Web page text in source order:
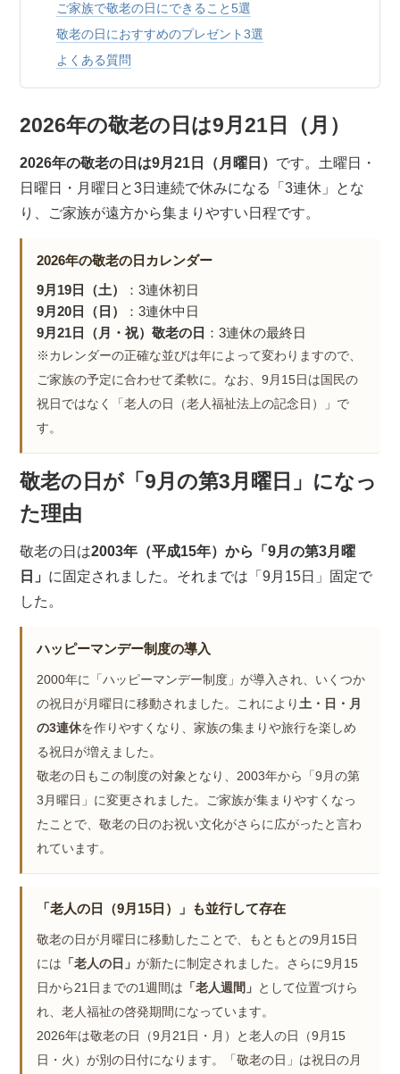
ご家族で敬老の日にできること5選
敬老の日におすすめのプレゼント3選
よくある質問
2026年の敬老の日は9月21日（月）
2026年の敬老の日は9月21日（月曜日） です。土曜日・
日曜日・月曜日と3日連続で休みになる「3連休」とな
り、ご家族が遠方から集まりやすい日程です。
2026年の敬老の日カレンダー
9月19日（土）
：3連休初日
9月20日（日）
：3連休中日
9月21日（月・祝）敬老の日 ：3連休の最終日
※カレンダーの正確な並びは年によって変わりますので、
ご家族の予定に合わせて柔軟に。なお、9月15日は国民の
祝日ではなく「老人の日（老人福祉法上の記念日）」で
す。
敬老の日が「9月の第3月曜日」になっ
た理由
敬老の日は2003年（平成15年）から「9月の第3月曜
日」 に固定されました。それまでは「9月15日」固定で
した。
ハッピーマンデー制度の導入
2000年に「ハッピーマンデー制度」が導入され、いくつか
の祝日が月曜日に移動されました。これにより 土・日・月
の3連休を作りやすくなり、家族の集まりや旅行を楽しめ
る祝日が増えました。
敬老の日もこの制度の対象となり、2003年から「9月の第
3月曜日」に変更されました。ご家族が集まりやすくなっ
たことで、敬老の日のお祝い文化がさらに広がったと言わ
れています。
「老人の日（9月15日）」も並行して存在
敬老の日が月曜日に移動したことで、もともとの9月15日
には 「老人の日」が新たに制定されました。さらに9月15
日から21日までの1週間は 「老人週間」 として位置づけら
れ、老人福祉の啓発期間になっています。
2026年は敬老の日（9月21日・月）と老人の日（9月15
日・火）が別の日付になります。「敬老の日」は祝日の月